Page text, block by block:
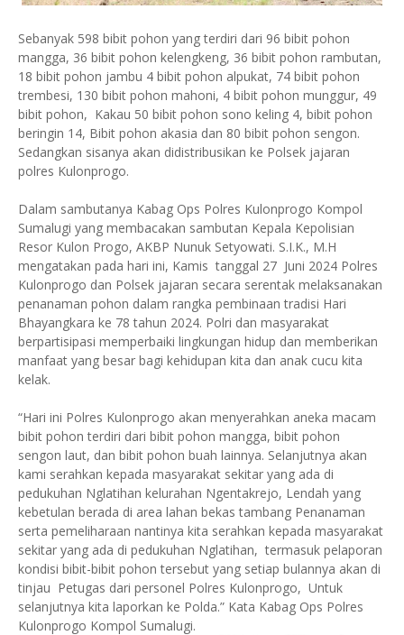
Sebanyak 598 bibit pohon yang terdiri dari 96 bibit pohon
mangga, 36 bibit pohon kelengkeng, 36 bibit pohon rambutan,
18 bibit pohon jambu 4 bibit pohon alpukat, 74 bibit pohon
trembesi, 130 bibit pohon mahoni, 4 bibit pohon munggur, 49
bibit pohon, Kakau 50 bibit pohon sono keling 4, bibit pohon
beringin 14, Bibit pohon akasia dan 80 bibit pohon sengon.
Sedangkan sisanya akan didistribusikan ke Polsek jajaran
polres Kulonprogo.
Dalam sambutanya Kabag Ops Polres Kulonprogo Kompol
Sumalugi yang membacakan sambutan Kepala Kepolisian
Resor Kulon Progo, AKBP Nunuk Setyowati. S.I.K., M.H
mengatakan pada hari ini, Kamis tanggal 27 Juni 2024 Polres
Kulonprogo dan Polsek jajaran secara serentak melaksanakan
penanaman pohon dalam rangka pembinaan tradisi Hari
Bhayangkara ke 78 tahun 2024. Polri dan masyarakat
berpartisipasi memperbaiki lingkungan hidup dan memberikan
manfaat yang besar bagi kehidupan kita dan anak cucu kita
kelak.
“Hari ini Polres Kulonprogo akan menyerahkan aneka macam
bibit pohon terdiri dari bibit pohon mangga, bibit pohon
sengon laut, dan bibit pohon buah lainnya. Selanjutnya akan
kami serahkan kepada masyarakat sekitar yang ada di
pedukuhan Nglatihan kelurahan Ngentakrejo, Lendah yang
kebetulan berada di area lahan bekas tambang Penanaman
serta pemeliharaan nantinya kita serahkan kepada masyarakat
sekitar yang ada di pedukuhan Nglatihan, termasuk pelaporan
kondisi bibit-bibit pohon tersebut yang setiap bulannya akan di
tinjau Petugas dari personel Polres Kulonprogo, Untuk
selanjutnya kita laporkan ke Polda.” Kata Kabag Ops Polres
Kulonprogo Kompol Sumalugi.